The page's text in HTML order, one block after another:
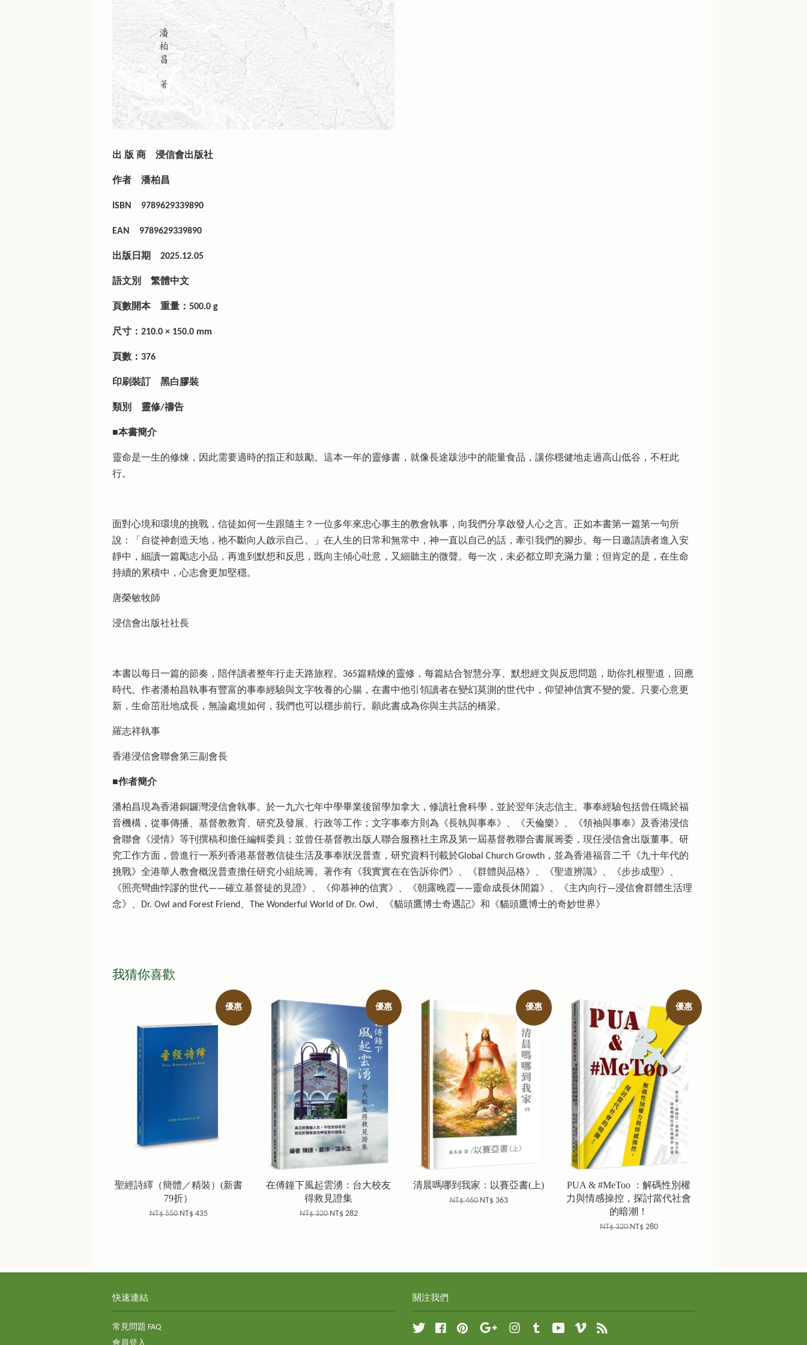
出 版 商 浸信會出版社
作者 潘柏昌
ISBN 9789629339890
EAN 9789629339890
出版日期 2025.12.05
語文別 繁體中文
頁數開本 重量：500.0 g
尺寸：210.0 × 150.0 mm
頁數：376
印刷裝訂 黑白膠裝
類別 靈修/禱告
■本書簡介
靈命是一生的修煉，因此需要適時的指正和鼓勵。這本一年的靈修書，就像長途跋涉中的能量食品，讓你穩健地走過高山低谷，不枉此
行。
面對心境和環境的挑戰，信徒如何一生跟隨主？一位多年來忠心事主的教會執事，向我們分享啟發人心之言。正如本書第一篇第一句所
說：「自從神創造天地，祂不斷向人啟示自己。」在人生的日常和無常中，神一直以自己的話，牽引我們的腳步。每一日邀請讀者進入安
靜中，細讀一篇勵志小品，再進到默想和反思，既向主傾心吐意，又細聽主的微聲。每一次，未必都立即充滿力量；但肯定的是，在生命
持續的累積中，心志會更加堅穩。
唐榮敏牧師
浸信會出版社社長
本書以每日一篇的節奏，陪伴讀者整年行走天路旅程。365篇精煉的靈修，每篇結合智慧分享、默想經文與反思問題，助你扎根聖道，回應
時代。作者潘柏昌執事有豐富的事奉經驗與文字牧養的心腸，在書中他引領讀者在變幻莫測的世代中，仰望神信實不變的愛。只要心意更
新，生命茁壯地成長，無論處境如何，我們也可以穩步前行。願此書成為你與主共話的橋梁。
羅志祥執事
香港浸信會聯會第三副會長
■作者簡介
潘柏昌現為香港銅鑼灣浸信會執事。於一九六七年中學畢業後留學加拿大，修讀社會科學，並於翌年決志信主。事奉經驗包括曾任職於福
音機構，從事傳播、基督教教育、研究及發展、行政等工作；文字事奉方則為《長執與事奉》、《天倫樂》、《領袖與事奉》及香港浸信
會聯會《浸情》等刊撰稿和擔任編輯委員；並曾任基督教出版人聯合服務社主席及第一屆基督教聯合書展籌委，現任浸信會出版董事。研
究工作方面，曾進行一系列香港基督教信徒生活及事奉狀況普查，研究資料刊載於Global Church Growth，並為香港福音二千《九十年代的
挑戰》全港華人教會概況普查擔任研究小組統籌。著作有《我實實在在告訴你們》、《群體與品格》、《聖道辨識》、《步步成聖》、
《照亮彎曲悖謬的世代——確立基督徒的見證》、《仰慕神的信實》、《朝露晚霞——靈命成長休閒篇》、《主內向行—浸信會群體生活理
念》、Dr. Owl and Forest Friend、The Wonderful World of Dr. Owl、《貓頭鷹博士奇遇記》和《貓頭鷹博士的奇妙世界》
我猜你喜歡
優惠
聖經詩繹（簡體／精裝）(新書
79折）
NT$ 550NT$ 435
優惠
在傅鐘下風起雲湧：台大校友
得救見證集
NT$ 320NT$ 282
優惠
清晨嗎哪到我家：以賽亞書(上)
NT$ 460NT$ 363
優惠
PUA & #MeToo ：解碼性別權
力與情感操控，探討當代社會
的暗潮！
NT$ 320NT$ 280
快速連結
常見問題 FAQ
會員登入
關注我們
Twitter FacebookPinterest Google InstagramTumblr YouTubeVimeo